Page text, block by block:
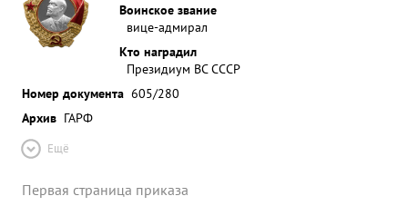
Воинское звание
вице-адмирал
Кто наградил
Президиум ВС СССР
Номер документа 605/280
Архив ГАРФ
Ещё
Первая страница приказа